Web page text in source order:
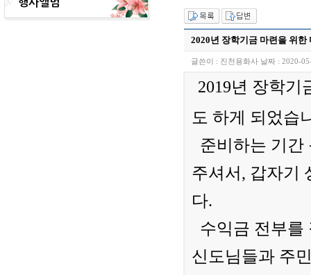
행사앨범
2020년 장학기금 마련을 위한
글쓴이 : 진천용화사 날짜 : 2020-
2019년 장학기
도 하게 되었습
준비하는 기간
주셔서, 갑자기
다.
수익금 전부
신도님들과 주